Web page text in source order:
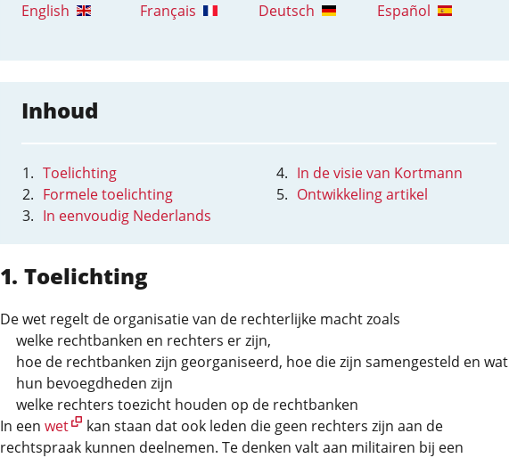
English Français Deutsch Español
Inhoud
Toelichting
Formele toelichting
In eenvoudig Nederlands
In de visie van Kortmann
Ontwikkeling artikel
Toelichting
De wet regelt de organisatie van de rechterlijke macht zoals
welke rechtbanken en rechters er zijn,
hoe de rechtbanken zijn georganiseerd, hoe die zijn samengesteld en wat
hun bevoegdheden zijn
welke rechters toezicht houden op de rechtbanken
In een wet
kan staan dat ook leden die geen rechters zijn aan de
rechtspraak kunnen deelnemen. Te denken valt aan militairen bij een